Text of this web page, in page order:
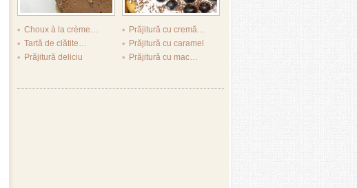
Choux à la crème…
Prăjitură cu cremă…
Tartă de clătite…
Prăjitură cu caramel
Prăjitură deliciu
Prăjitură cu mac…